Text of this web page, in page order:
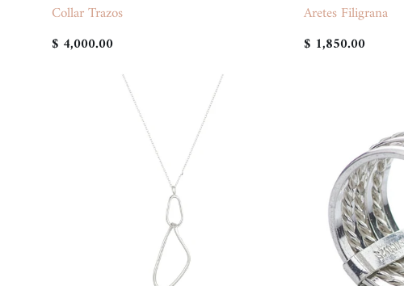
Collar Trazos
$ 4,000.00
Aretes Filigrana
$ 1,850.00